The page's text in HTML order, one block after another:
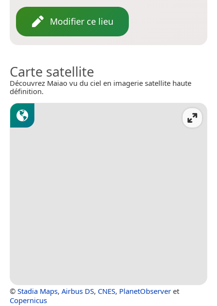
Modifier ce lieu
Carte satellite
Découvrez Maiao vu du ciel en imagerie satellite haute
définition.
© Stadia Maps, Airbus DS, CNES, PlanetObserver et
Copernicus